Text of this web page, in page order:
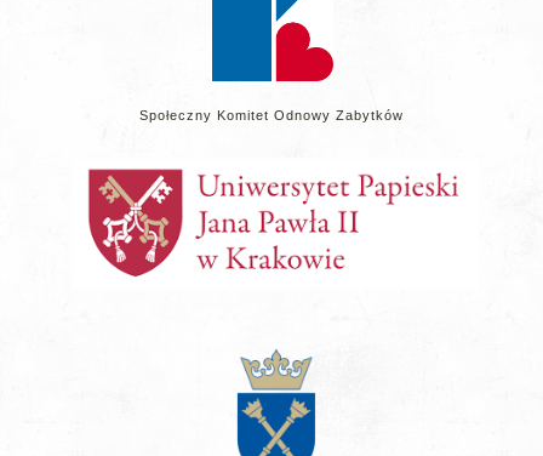
Społeczny Komitet Odnowy Zabytków